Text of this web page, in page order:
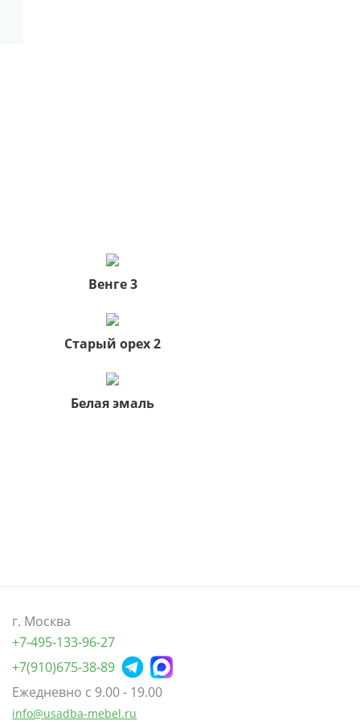
Венге 3
Старый орех 2
Белая эмаль
г. Москва
+7-495-133-96-27
+7(910)675-38-89
Ежедневно с 9.00 - 19.00
info@usadba-mebel.ru